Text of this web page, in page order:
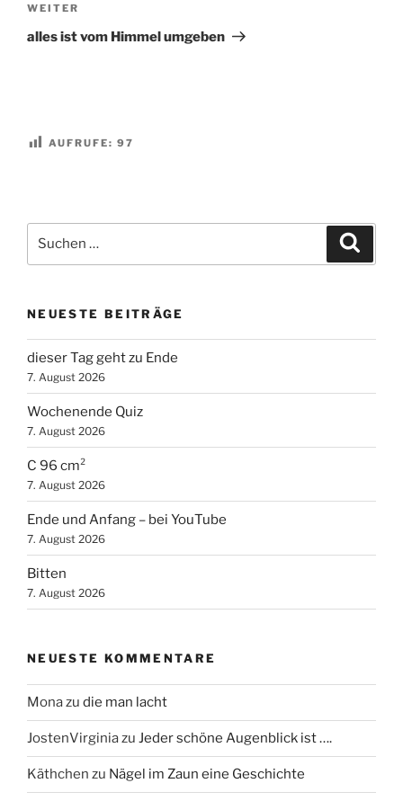
Nächster
Beitrag
WEITER
alles ist vom Himmel umgeben
AUFRUFE: 97
nach:
NEUESTE BEITRÄGE
dieser Tag geht zu Ende
7. August 2026
Wochenende Quiz
7. August 2026
C 96 cm²
7. August 2026
Ende und Anfang – bei YouTube
7. August 2026
Bitten
7. August 2026
NEUESTE KOMMENTARE
Monazu die man lacht
JostenVirginiazu Jeder schöne Augenblick ist ….
Käthchen zu Nägel im Zaun eine Geschichte